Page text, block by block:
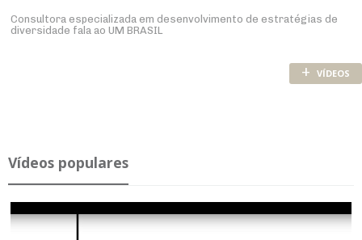
Consultora especializada em desenvolvimento de estratégias de
diversidade fala ao UM BRASIL
+ VÍDEOS
Ví­deos po­pu­lares